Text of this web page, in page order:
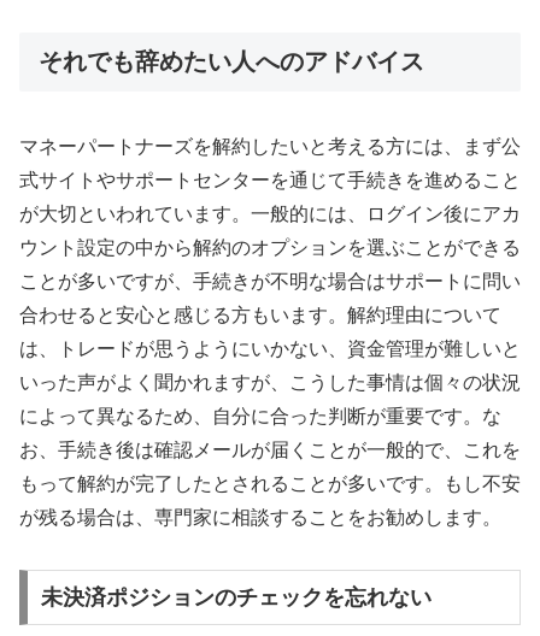
それでも辞めたい人へのアドバイス
マネーパートナーズを解約したいと考える方には、まず公
式サイトやサポートセンターを通じて手続きを進めること
が大切といわれています。一般的には、ログイン後にアカ
ウント設定の中から解約のオプションを選ぶことができる
ことが多いですが、手続きが不明な場合はサポートに問い
合わせると安心と感じる方もいます。解約理由について
は、トレードが思うようにいかない、資金管理が難しいと
いった声がよく聞かれますが、こうした事情は個々の状況
によって異なるため、自分に合った判断が重要です。な
お、手続き後は確認メールが届くことが一般的で、これを
もって解約が完了したとされることが多いです。もし不安
が残る場合は、専門家に相談することをお勧めします。
未決済ポジションのチェックを忘れない